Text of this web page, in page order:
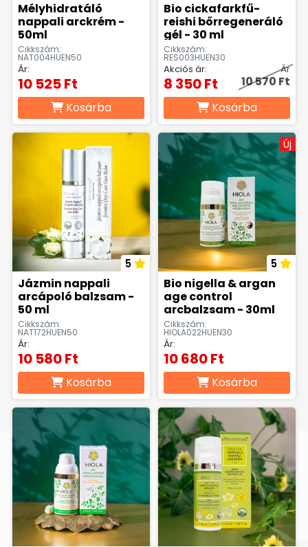
Mélyhidratáló
nappali arckrém -
50ml
Cikkszám:
NAT004HUEN50
Ár:
10 525 Ft
Kosárba
Bio cickafarkfű-
reishi bőrregeneráló
gél - 30 ml
Cikkszám:
RES003HUEN30
Akciós ár:
8 350 Ft
Ár
10 570 Ft
Kosárba
5
Jázmin nappali
arcápoló balzsam -
50 ml
Cikkszám:
NAT172HUEN50
Ár:
10 580 Ft
Kosárba
Új
5
Bio nigella & argan
age control
arcbalzsam - 30ml
Cikkszám:
HIOLA022HUEN30
Ár:
10 680 Ft
Kosárba